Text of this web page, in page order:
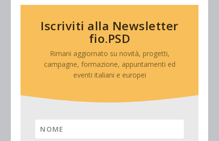
Iscriviti alla Newsletter
fio.PSD
Rimani aggiornato su novità, progetti,
campagne, formazione, appuntamenti ed
eventi italiani e europei